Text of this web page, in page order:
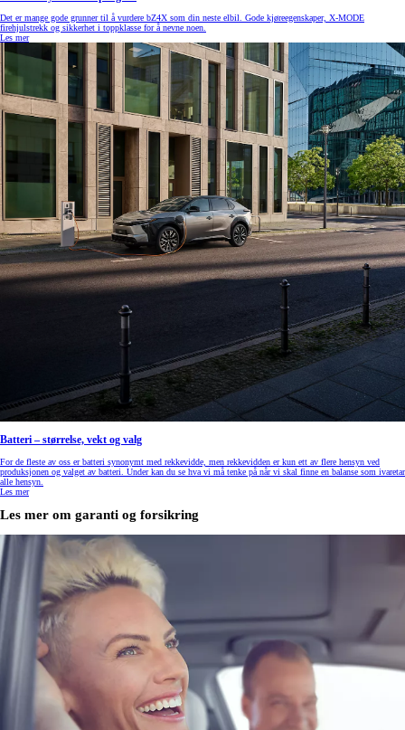
Det er mange gode grunner til å vurdere bZ4X som din neste elbil. Gode kjøreegenskaper, X-MODE
firehjulstrekk og sikkerhet i toppklasse for å nevne noen.
Les mer
Batteri – størrelse, vekt og valg
For de fleste av oss er batteri synonymt med rekkevidde, men rekkevidden er kun ett av flere hensyn ved
produksjonen og valget av batteri. Under kan du se hva vi må tenke på når vi skal finne en balanse som ivaretar
alle hensyn.
Les mer
Les mer om garanti og forsikring